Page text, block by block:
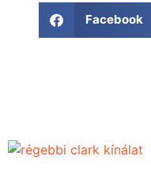
Facebook